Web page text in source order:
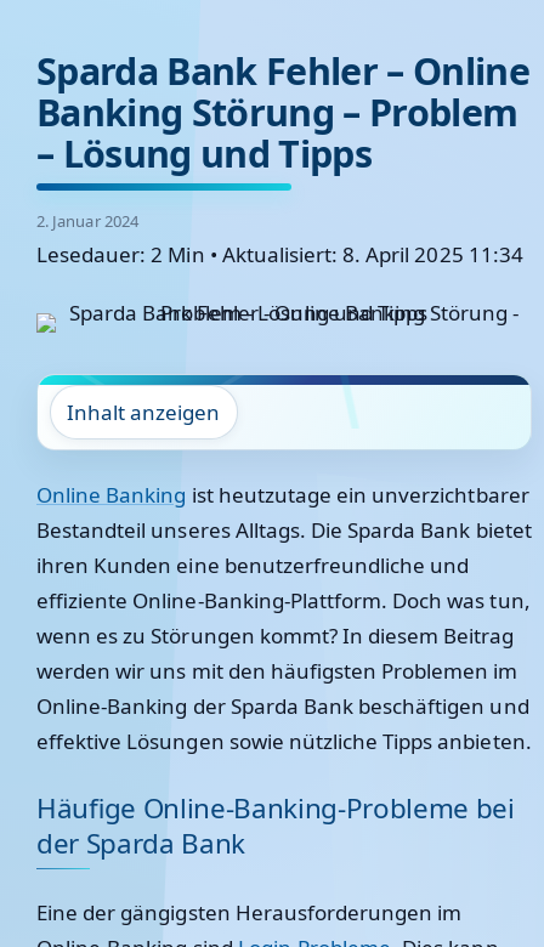
Sparda Bank Fehler – Online
Banking Störung – Problem
– Lösung und Tipps
2. Januar 2024
Lesedauer: 2 Min • Aktualisiert: 8. April 2025 11:34
Inhalt anzeigen
Online Banking ist heutzutage ein unverzichtbarer
Bestandteil unseres Alltags. Die Sparda Bank bietet
ihren Kunden eine benutzerfreundliche und
effiziente Online-Banking-Plattform. Doch was tun,
wenn es zu Störungen kommt? In diesem Beitrag
werden wir uns mit den häufigsten Problemen im
Online-Banking der Sparda Bank beschäftigen und
effektive Lösungen sowie nützliche Tipps anbieten.
Häufige Online-Banking-Probleme bei
der Sparda Bank
Eine der gängigsten Herausforderungen im